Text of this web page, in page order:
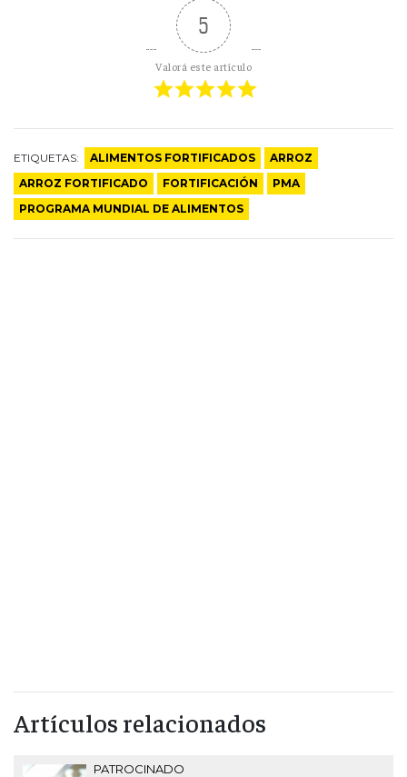
5
Valorá este artículo
ETIQUETAS: ALIMENTOS FORTIFICADOS
ARROZ
ARROZ FORTIFICADO
FORTIFICACIÓN
PMA
PROGRAMA MUNDIAL DE ALIMENTOS
Artículos relacionados
PATROCINADO